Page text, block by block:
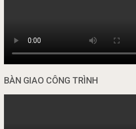
BÀN GIAO CÔNG TRÌNH